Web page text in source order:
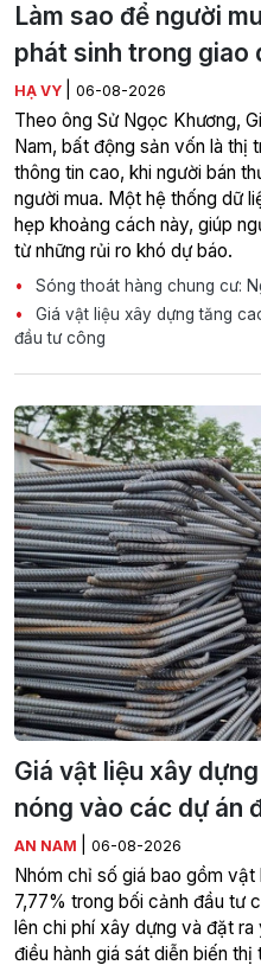
Làm sao để người
phát sinh trong giao
HẠ VY 06-08-2026
Theo ông Sử Ngọc Khương,
Nam, bất động sản vốn là
thông tin cao, khi người bán
người mua. Một hệ thống dữ
hẹp khoảng cách này, giúp
từ những rủi ro khó dự báo.
Sóng thoát hàng chung cư:
Giá vật liệu xây dựng tăng
đầu tư công
Giá vật liệu xây
nóng vào các dự án
AN NAM 06-08-2026
Nhóm chỉ số giá bao gồm
7,77% trong bối cảnh đầu tư
lên chi phí xây dựng và đặt
điều hành giá sát diễn biến thị